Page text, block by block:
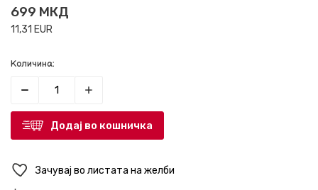
699 МКД
11,31 EUR
Количина:
Додај во кошничка
Зачувај во листата на желби